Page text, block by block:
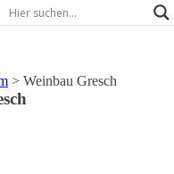
> Weinbau Gresch